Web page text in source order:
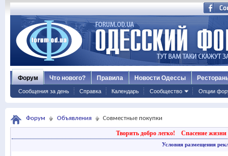
Форум
Сообщения за день Справка Календарь Сообщество Опции
Что нового? Правила Новости Одессы
Форум Объявления Совместные покупки
Творить добро легко! Спасение жизни
Условия размещения